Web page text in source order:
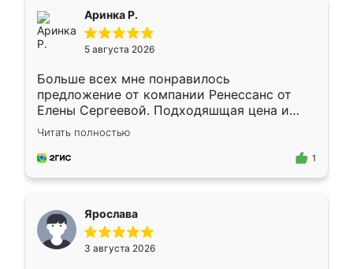
Аринка Р.
5 августа 2026
Больше всех мне понравилось
предложение от компании Ренессанс от
Елены Сергеевой. Подходяшщая цена и
короткие сроки изготовления. Приехавший
для замера сотрудник Владислав
предложил по моему эскизу самый
Читать полностью
1
Ярослава
3 августа 2026